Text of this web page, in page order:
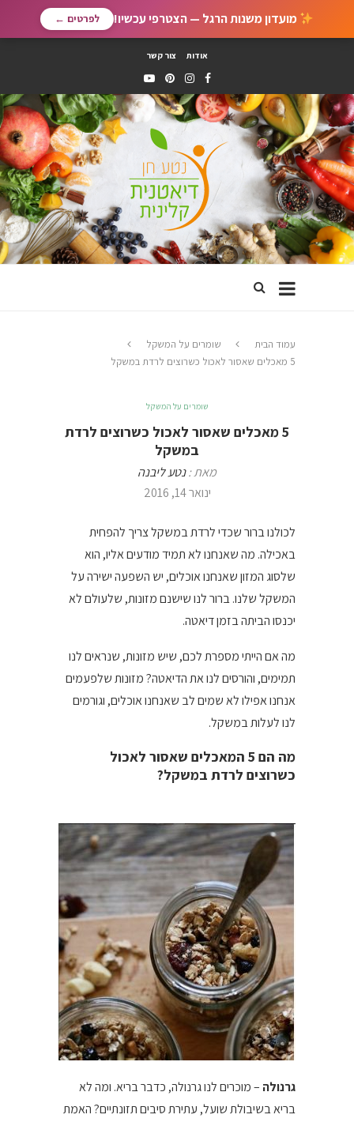
מועדון משנות הרגל — הצטרפי עכשיו! לפרטים ←
אודות צור קשר
עמוד הבית
שומרים על המשקל
5 מאכלים שאסור לאכול כשרוצים לרדת במשקל
שומרים על המשקל
5 מאכלים שאסור לאכול כשרוצים לרדת
במשקל
מאת :נטע ליבנה
ינואר 14, 2016
לכולנו ברור שכדי לרדת במשקל צריך להפחית
באכילה. מה שאנחנו לא תמיד מודעים אליו, הוא
שלסוג המזון שאנחנו אוכלים, יש השפעה ישירה על
המשקל שלנו. ברור לנו שישנם מזונות, שלעולם לא
יכנסו הביתה בזמן דיאטה.
מה אם הייתי מספרת לכם, שיש מזונות, שנראים לנו
תמימים, והורסים לנו את הדיאטה? מזונות שלפעמים
אנחנו אפילו לא שמים לב שאנחנו אוכלים, וגורמים
לנו לעלות במשקל.
מה הם 5 המאכלים שאסור לאכול
כשרוצים לרדת במשקל?
גרנולה – מוכרים לנו גרנולה, כדבר בריא. ומה לא
בריא בשיבולת שועל, עתירת סיבים תזונתיים? האמת